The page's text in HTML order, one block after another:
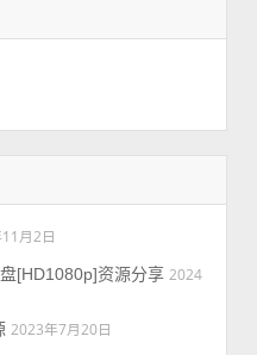
月2日
[HD1080p]资源分享 2024
2023年7月20日